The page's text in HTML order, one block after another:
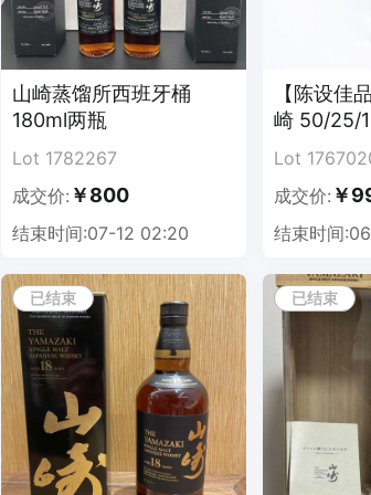
山崎蒸馏所西班牙桶
180ml两瓶
Lot 1782267
成交价: ￥800
结束时间:07-12 02:20
【陈设佳
崎 50/25/
麦芽威士
Lot
成交价: ￥
结束时间
已结束 已结束